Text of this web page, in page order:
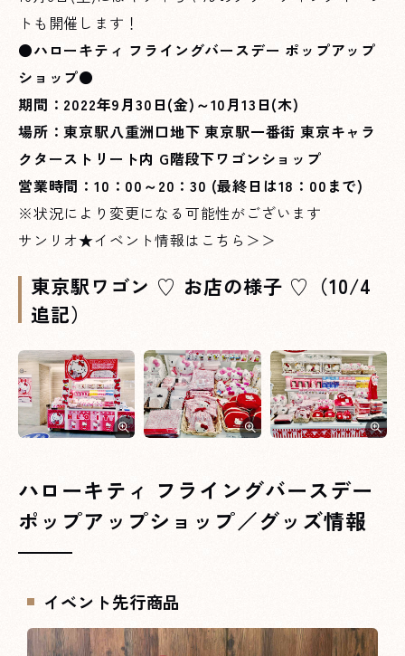
トも開催します！
●ハローキティ フライングバースデー ポップアップ
ショップ●
期間：2022年9月30日(金)～10月13日(木)
場所：東京駅八重洲口地下 東京駅一番街 東京キャラ
クターストリート内 G階段下ワゴンショップ
営業時間：10：00～20：30 (最終日は18：00まで)
※状況により変更になる可能性がございます
サンリオ★イベント情報はこちら＞＞
東京駅ワゴン ♡ お店の様子 ♡（10/4
追記）
ハローキティ フライングバースデー
ポップアップショップ／グッズ情報
イベント先行商品